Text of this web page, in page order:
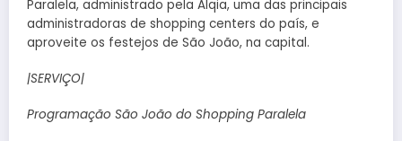
Paralela, administrado pela Alqia, uma das principais
administradoras de shopping centers do país, e
aproveite os festejos de São João, na capital.
|SERVIÇO|
Programação São João do Shopping Paralela